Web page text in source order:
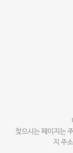
찾으시는 페이지는
지 주